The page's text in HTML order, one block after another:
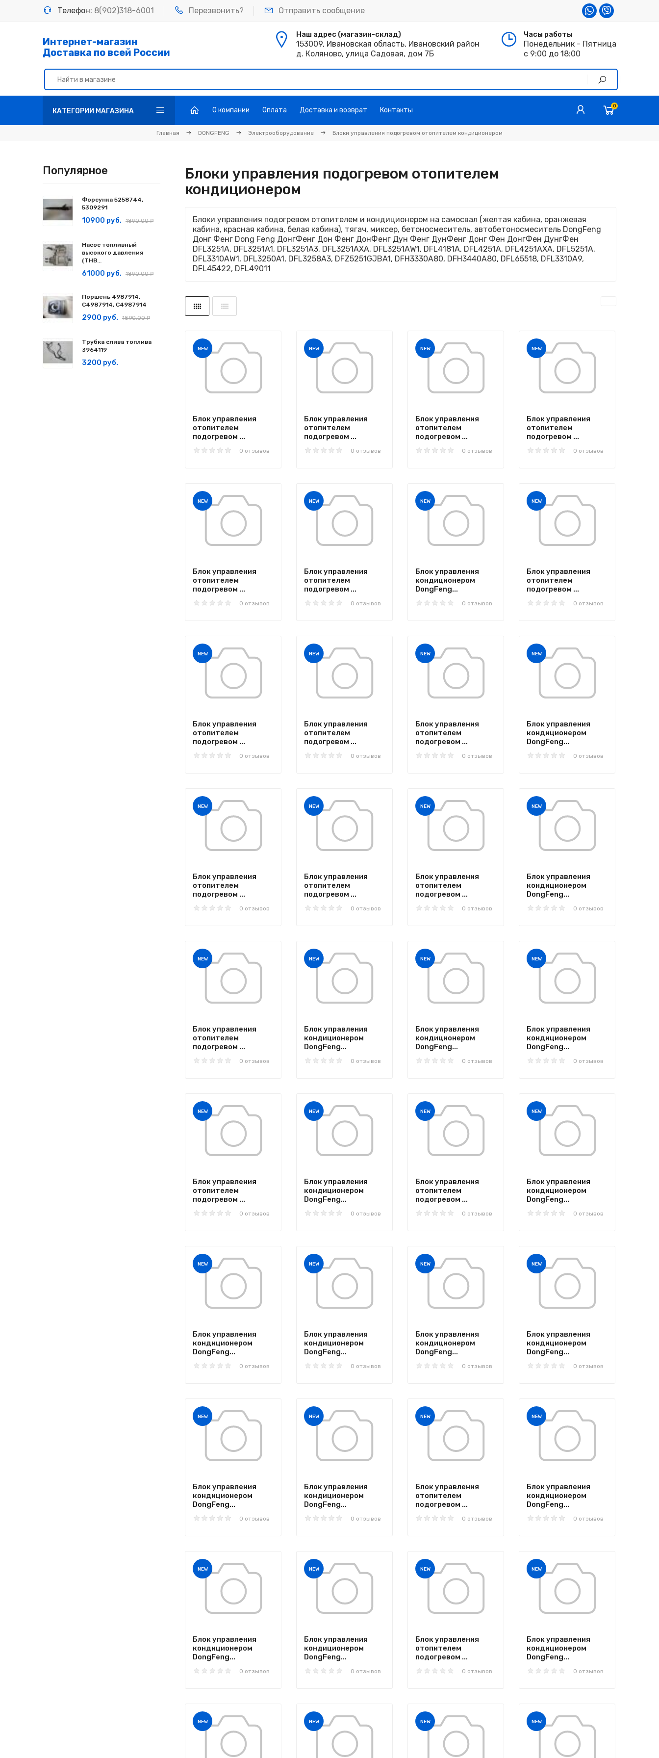
Телефон: 8(902)318-6001 Перезвонить? Отправить сообщение
Интернет-магазин
Доставка по всей России
Наш адрес (магазин-склад)
153009, Ивановская область, Ивановский район
д. Коляново, улица Садовая, дом 7Б
Часы работы
Понедельник - Пятница
с 9:00 до 18:00
КАТЕГОРИИ МАГАЗИНА О компании Оплата Доставка и возврат Контакты 0
Главная DONGFENG Электрооборудование Блоки управления подогревом отопителем кондиционером
Блоки управления подогревом отопителем
кондиционером
Блоки управления подогревом отопителем и кондиционером на самосвал (желтая кабина, оранжевая
кабина, красная кабина, белая кабина), тягач, миксер, бетоносмеситель, автобетоносмеситель DongFeng
Донг Фенг Dong Feng ДонгФенг Дон Фенг ДонФенг Дун Фенг ДунФенг Донг Фен ДонгФен ДунгФен
DFL3251A, DFL3251A1, DFL3251A3, DFL3251AXA, DFL3251AW1, DFL4181A, DFL4251A, DFL4251AXA, DFL5251A,
DFL3310AW1, DFL3250A1, DFL3258A3, DFZ5251GJBA1, DFH3330A80, DFH3440A80, DFL65518, DFL3310A9,
DFL45422, DFL49011
NEW
Блок управления
отопителем
подогревом ...
0 отзывов
NEW
Блок управления
отопителем
подогревом ...
0 отзывов
NEW
Блок управления
отопителем
подогревом ...
0 отзывов
NEW
Блок управления
отопителем
подогревом ...
0 отзывов
NEW
Блок управления
отопителем
подогревом ...
0 отзывов
NEW
Блок управления
отопителем
подогревом ...
0 отзывов
NEW
Блок управления
кондиционером
DongFeng...
0 отзывов
NEW
Блок управления
отопителем
подогревом ...
0 отзывов
NEW
Блок управления
отопителем
подогревом ...
0 отзывов
NEW
Блок управления
отопителем
подогревом ...
0 отзывов
NEW
Блок управления
отопителем
подогревом ...
0 отзывов
NEW
Блок управления
кондиционером
DongFeng...
0 отзывов
NEW
Блок управления
отопителем
подогревом ...
0 отзывов
NEW
Блок управления
отопителем
подогревом ...
0 отзывов
NEW
Блок управления
отопителем
подогревом ...
0 отзывов
NEW
Блок управления
кондиционером
DongFeng...
0 отзывов
NEW
Блок управления
отопителем
подогревом ...
0 отзывов
NEW
Блок управления
кондиционером
DongFeng...
0 отзывов
NEW
Блок управления
кондиционером
DongFeng...
0 отзывов
NEW
Блок управления
кондиционером
DongFeng...
0 отзывов
NEW
Блок управления
отопителем
подогревом ...
0 отзывов
NEW
Блок управления
кондиционером
DongFeng...
0 отзывов
NEW
Блок управления
отопителем
подогревом ...
0 отзывов
NEW
Блок управления
кондиционером
DongFeng...
0 отзывов
NEW
Блок управления
кондиционером
DongFeng...
0 отзывов
NEW
Блок управления
кондиционером
DongFeng...
0 отзывов
NEW
Блок управления
кондиционером
DongFeng...
0 отзывов
NEW
Блок управления
кондиционером
DongFeng...
0 отзывов
NEW
Блок управления
кондиционером
DongFeng...
0 отзывов
NEW
Блок управления
кондиционером
DongFeng...
0 отзывов
NEW
Блок управления
отопителем
подогревом ...
0 отзывов
NEW
Блок управления
кондиционером
DongFeng...
0 отзывов
NEW
Блок управления
кондиционером
DongFeng...
0 отзывов
NEW
Блок управления
кондиционером
DongFeng...
0 отзывов
NEW
Блок управления
отопителем
подогревом ...
0 отзывов
NEW
Блок управления
кондиционером
DongFeng...
0 отзывов
NEW NEW NEW NEW
Популярное
Форсунка 5258744,
5309291
10900 руб. 1890.00 ₽
Насос топливный
высокого давления
(ТНВ...
61000 руб. 1890.00 ₽
Поршень 4987914,
C4987914, С4987914
2900 руб. 1890.00 ₽
Трубка слива топлива
3964119
3200 руб.